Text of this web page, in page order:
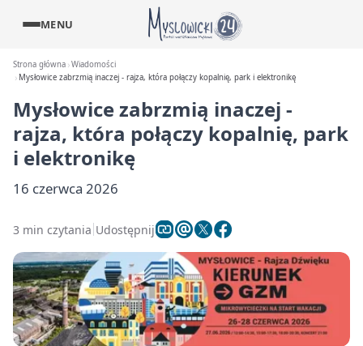
MENU
Strona główna Wiadomości
Mysłowice zabrzmią inaczej - rajza, która połączy kopalnię, park i elektronikę
Mysłowice zabrzmią inaczej -
rajza, która połączy kopalnię, park
i elektronikę
16 czerwca 2026
3 min czytania Udostępnij